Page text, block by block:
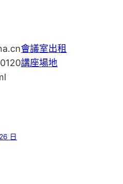
會議室出租
講座場地
日